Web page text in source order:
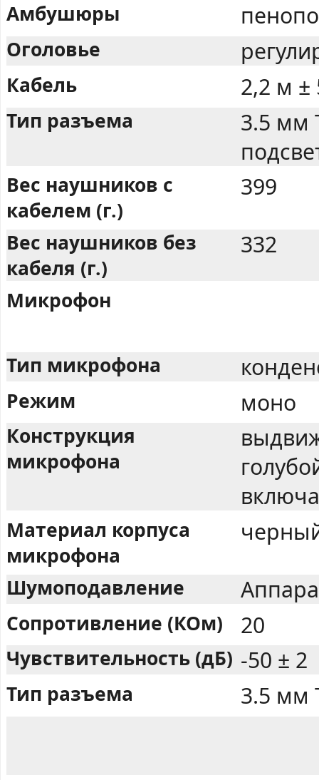
Амбушюры
Оголовье
Кабель 2,2 м ±
Тип разъема
3.5 мм
Вес наушников с
кабелем (г.)
399
Вес наушников без
кабеля (г.)
332
Микрофон
Тип микрофона
Режим моно
Конструкция
микрофона
Материал корпуса
микрофона
Шумоподавление
Сопротивление (КОм) 20
Чувствительность (дБ) -50 ± 2
Тип разъема 3.5 мм